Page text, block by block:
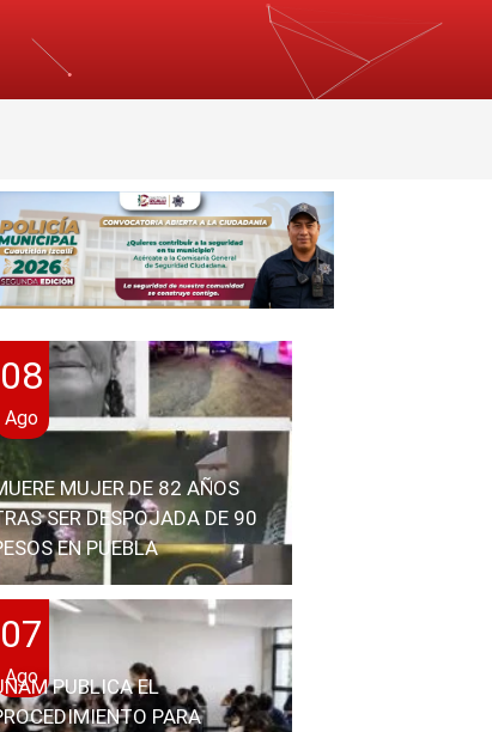
08
Ago
MUJER DE 82 AÑOS
SER DESPOJADA DE 90
EN PUEBLA
07
Ago
PUBLICA EL
PARA